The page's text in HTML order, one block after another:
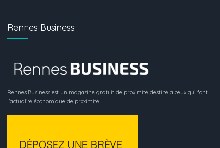
Rennes Business
Rennes Business est un magazine gratuit de proximité destiné à ceux qui font
l’actualité économique de proximité.